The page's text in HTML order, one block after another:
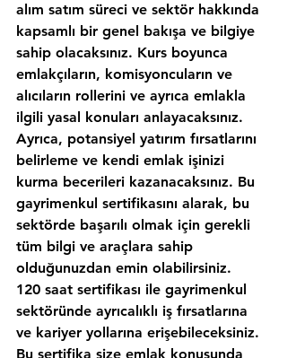
alım satım süreci ve sektör hakkında
kapsamlı bir genel bakışa ve bilgiye
sahip olacaksınız. Kurs boyunca
emlakçıların, komisyoncuların ve
alıcıların rollerini ve ayrıca emlakla
ilgili yasal konuları anlayacaksınız.
Ayrıca, potansiyel yatırım fırsatlarını
belirleme ve kendi emlak işinizi
kurma becerileri kazanacaksınız. Bu
gayrimenkul sertifikasını alarak, bu
sektörde başarılı olmak için gerekli
tüm bilgi ve araçlara sahip
olduğunuzdan emin olabilirsiniz.
120 saat sertifikası ile gayrimenkul
sektöründe ayrıcalıklı iş fırsatlarına
ve kariyer yollarına erişebileceksiniz.
Bu sertifika size emlak konusunda